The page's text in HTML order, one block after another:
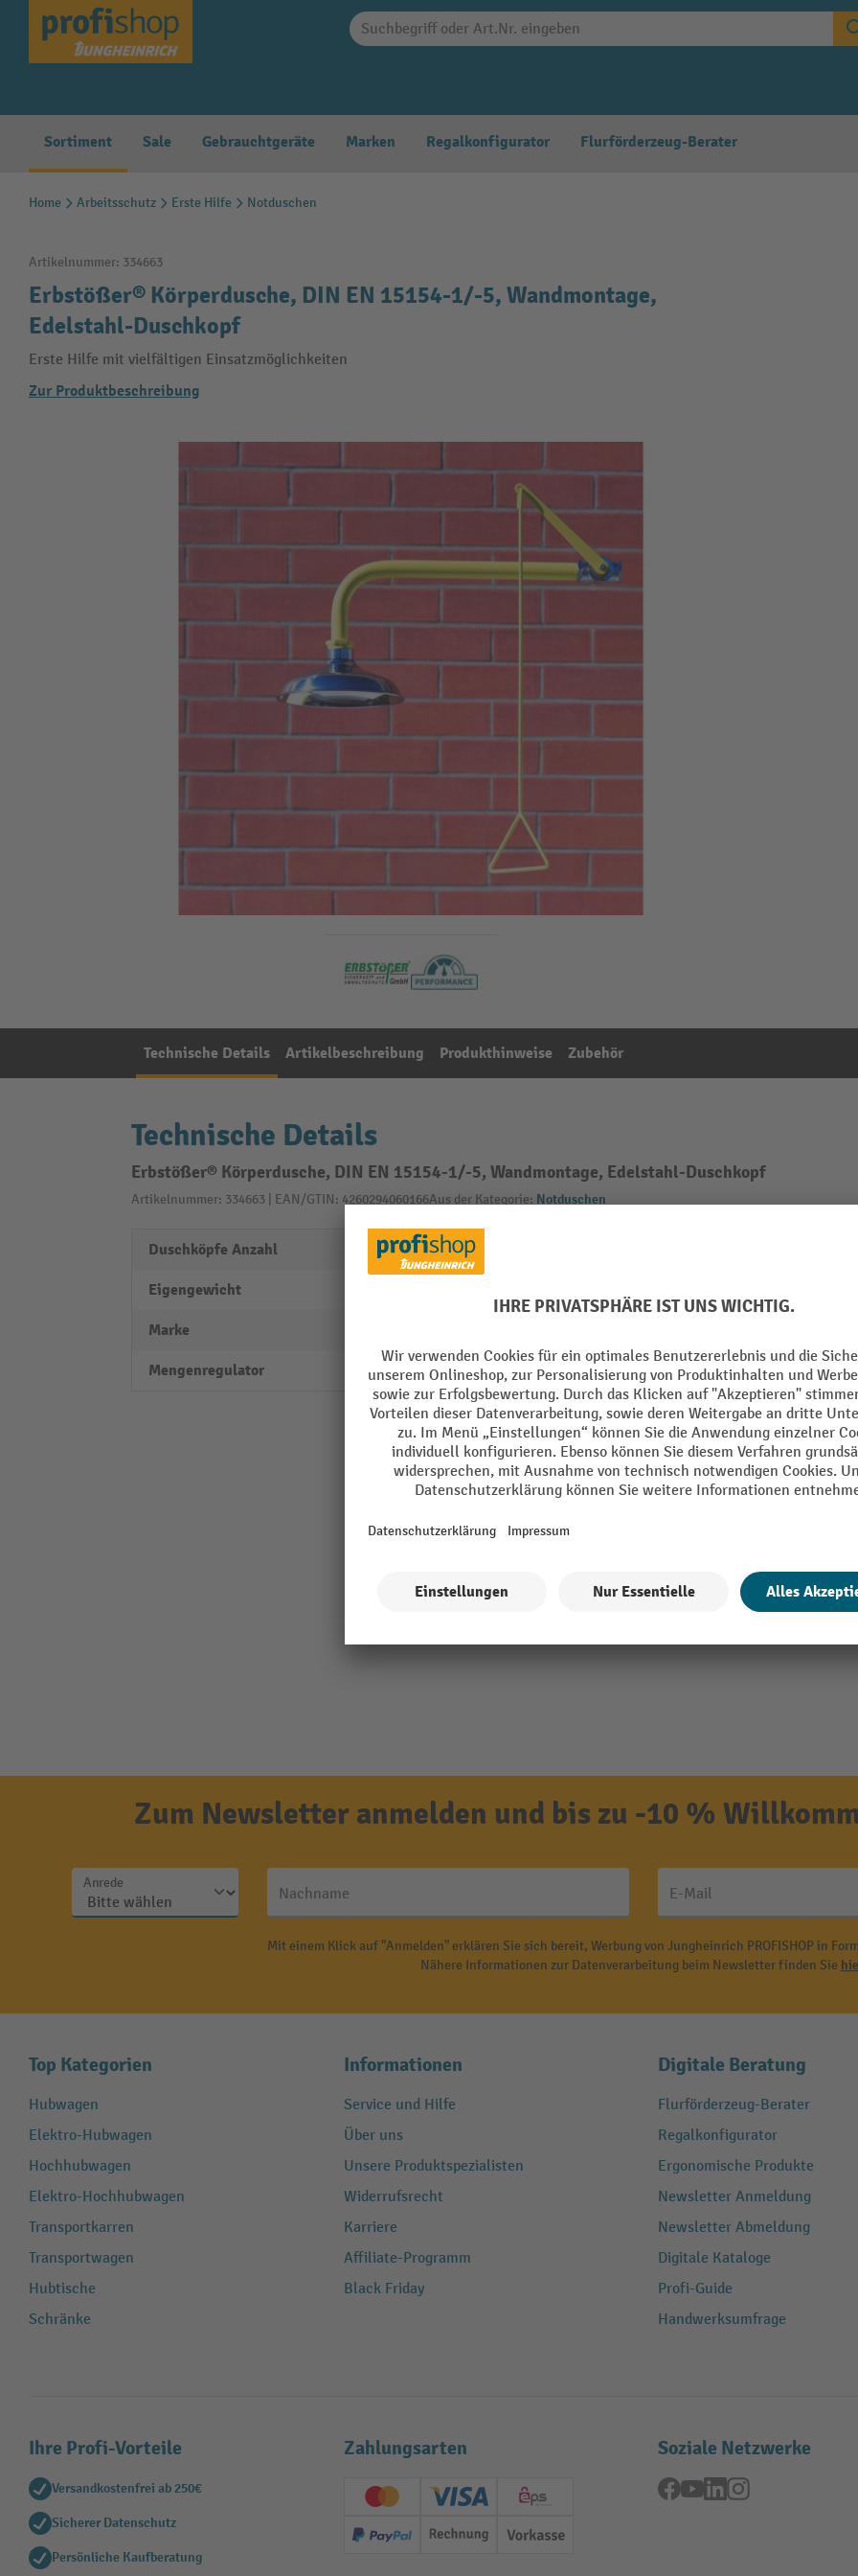
Zur Hauptnavigation springen
Sortiment Sale Gebrauchtgeräte Marken Regalkonfigurator Flurförderzeug-Berater
Home Arbeitsschutz Erste Hilfe Notduschen
Artikelnummer: 334663
Erbstößer® Körperdusche, DIN EN 15154-1/-5, Wandmontage,
Edelstahl-Duschkopf
Erste Hilfe mit vielfältigen Einsatzmöglichkeiten
Zur Produktbeschreibung
Technische Details Artikelbeschreibung Produkthinweise Zubehör
Technische Details
Erbstößer® Körperdusche, DIN EN 15154-1/-5, Wandmontage, Edelstahl-Duschkopf
Artikelnummer: 334663 | EAN/GTIN: 4260294060166Aus der Kategorie: Notduschen
Duschköpfe Anzahl 1
Eigengewicht
Marke
Mengenregulator ja
Zum Newsletter anmelden und bis zu -10 %
Anrede
Nachname E-Mail
Mit einem Klick auf "Anmelden" erklären Sie sich bereit, Werbung von Jungheinrich PROFISHOP in
Nähere Informationen zur Datenverarbeitung beim Newsletter finden Sie
Top Kategorien
Hubwagen
Elektro-Hubwagen
Hochhubwagen
Elektro-Hochhubwagen
Transportkarren
Transportwagen
Hubtische
Schränke
Informationen
Service und Hilfe
Über uns
Unsere Produktspezialisten
Widerrufsrecht
Karriere
Affiliate-Programm
Black Friday
Digitale Beratung
Flurförderzeug-Berater
Regalkonfigurator
Ergonomische Produkte
Newsletter Anmeldung
Newsletter Abmeldung
Digitale Kataloge
Profi-Guide
Handwerksumfrage
Ihre Profi-Vorteile
Versandkostenfrei ab 250€
Sicherer Datenschutz
Persönliche Kaufberatung
Zahlungsarten
Creditcard (Master)Creditcard (Visa)
EPS
PayPal Rechnung Vorkasse
Soziale Netzwerke
Facebook
YouTubeLinkedInInstagram